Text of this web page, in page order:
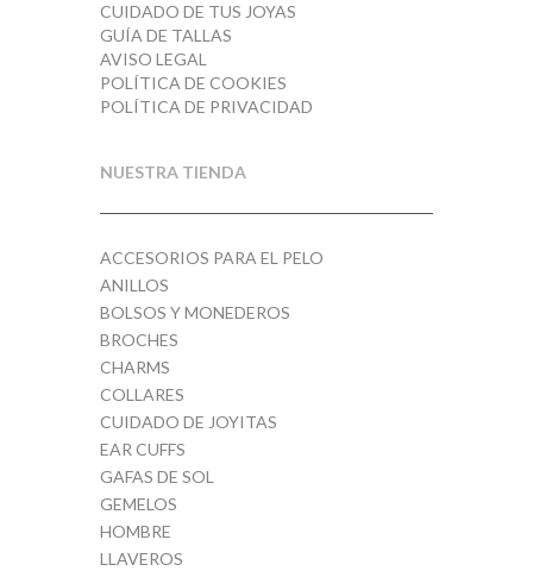
CUIDADO DE TUS JOYAS
GUÍA DE TALLAS
AVISO LEGAL
POLÍTICA DE COOKIES
POLÍTICA DE PRIVACIDAD
NUESTRA TIENDA
ACCESORIOS PARA EL PELO
ANILLOS
BOLSOS Y MONEDEROS
BROCHES
CHARMS
COLLARES
CUIDADO DE JOYITAS
EAR CUFFS
GAFAS DE SOL
GEMELOS
HOMBRE
LLAVEROS